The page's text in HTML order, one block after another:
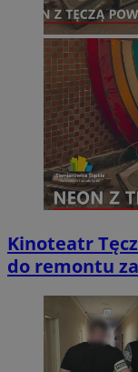
Kinoteatr
do remontu za